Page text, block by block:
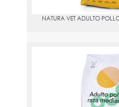
NATURA VET ADULTO
NATURA VET ADULTO POLLO